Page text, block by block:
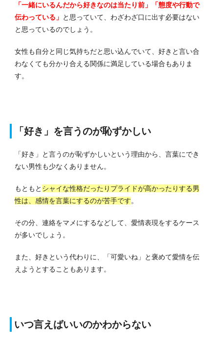
「一緒にいるんだから好きなのは当たり前」「態度や行動で
伝わっている」 と思っていて、わざわざ口に出す必要はない
と思っているのでしょう。
女性も自分と同じ気持ちだと思い込んでいて、好きと言い合
わなくても分かり合える関係に満足している場合もありま
す。
「好き」を言うのが恥ずかしい
「好き」と言うのが恥ずかしいという理由から、言葉にでき
ない男性も少なくありません。
もともと シャイな性格だったりプライドが高かったりする男
性は、感情を言葉にするのが苦手です。
その分、連絡をマメにするなどして、愛情表現をするケース
が多いでしょう。
また、好きという代わりに、「可愛いね」と褒めて愛情を伝
えようとすることもあります。
いつ言えばいいのかわからない